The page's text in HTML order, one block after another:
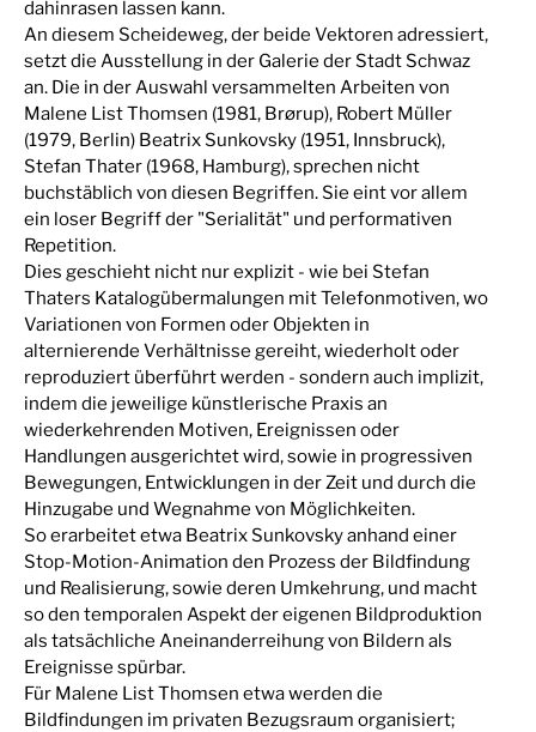
dahinrasen lassen kann.
An diesem Scheideweg, der beide Vektoren adressiert,
setzt die Ausstellung in der Galerie der Stadt Schwaz
an. Die in der Auswahl versammelten Arbeiten von
Malene List Thomsen (1981, Brørup), Robert Müller
(1979, Berlin) Beatrix Sunkovsky (1951, Innsbruck),
Stefan Thater (1968, Hamburg), sprechen nicht
buchstäblich von diesen Begriffen. Sie eint vor allem
ein loser Begriff der "Serialität" und performativen
Repetition.
Dies geschieht nicht nur explizit - wie bei Stefan
Thaters Katalogübermalungen mit Telefonmotiven, wo
Variationen von Formen oder Objekten in
alternierende Verhältnisse gereiht, wiederholt oder
reproduziert überführt werden - sondern auch implizit,
indem die jeweilige künstlerische Praxis an
wiederkehrenden Motiven, Ereignissen oder
Handlungen ausgerichtet wird, sowie in progressiven
Bewegungen, Entwicklungen in der Zeit und durch die
Hinzugabe und Wegnahme von Möglichkeiten.
So erarbeitet etwa Beatrix Sunkovsky anhand einer
Stop-Motion-Animation den Prozess der Bildfindung
und Realisierung, sowie deren Umkehrung, und macht
so den temporalen Aspekt der eigenen Bildproduktion
als tatsächliche Aneinanderreihung von Bildern als
Ereignisse spürbar.
Für Malene List Thomsen etwa werden die
Bildfindungen im privaten Bezugsraum organisiert;